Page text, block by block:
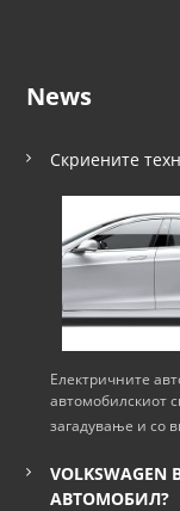
News
Скриените
Електричните
автомобилскиот
загадување и со
АВТОМОБИЛ?